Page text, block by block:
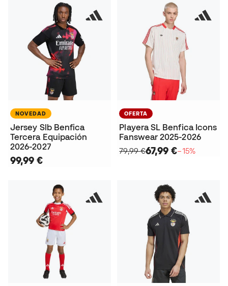
NOVEDAD
Jersey Slb Benfica
Tercera Equipación
2026-2027
99,99 €
OFERTA
Playera SL Benfica Icons
Fanswear 2025-2026
79,99 €67,99 €−15%